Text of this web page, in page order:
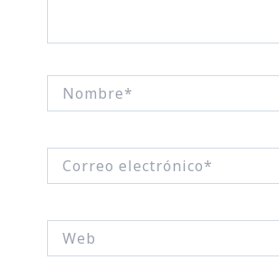
electrónico*